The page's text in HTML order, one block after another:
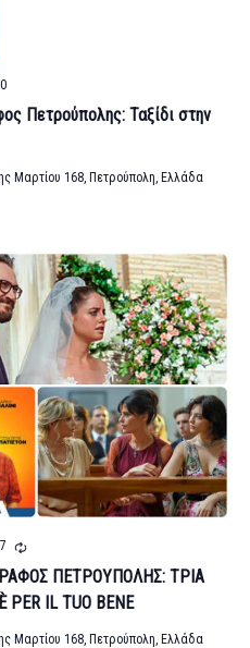
Πετρούπολης: Ταξίδι στην
Μαρτίου 168, Πετρούπολη, Ελλάδα
ΠΕΤΡΟΥΠΟΛΗΣ: ΤΡΙΑ
ΙL TUO BENE
Επαναλήψιμο
Μαρτίου 168, Πετρούπολη, Ελλάδα